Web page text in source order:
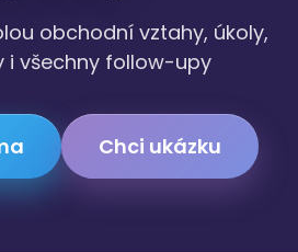
obchodní vztahy, úkoly,
i všechny follow-upy
Chci ukázku